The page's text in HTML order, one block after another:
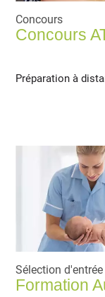
Concours
Concours
Préparation à
Sélection
Formation